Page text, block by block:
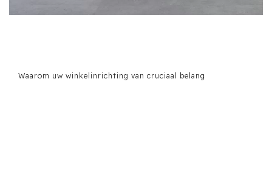
Waarom uw winkelinrichting van cruciaal belang